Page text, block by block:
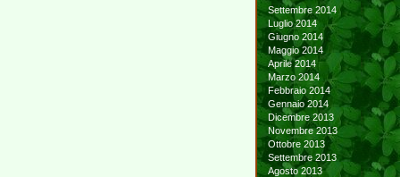
Settembre 2014
Luglio 2014
Giugno 2014
Maggio 2014
Aprile 2014
Marzo 2014
Febbraio 2014
Gennaio 2014
Dicembre 2013
Novembre 2013
Ottobre 2013
Settembre 2013
Agosto 2013